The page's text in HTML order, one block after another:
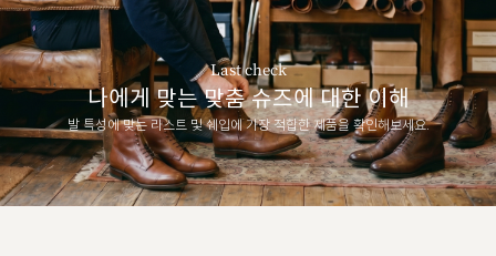
Last check
나에게 맞는 맞춤 슈즈에 대한 이해
발 특성에 맞는 라스트 및 쉐입에 가장 적합한 제품을 확인해보세요.